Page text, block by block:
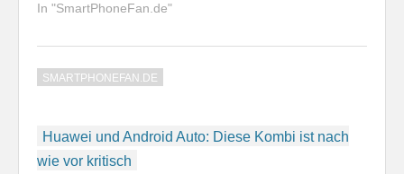
In "SmartPhoneFan.de"
SMARTPHONEFAN.DE
Beitragsnavigation
Huawei und Android Auto: Diese Kombi ist nach
wie vor kritisch